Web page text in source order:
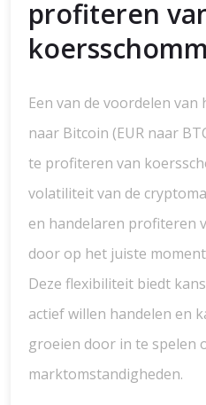
profiteren
Een van de voordelen
naar Bitcoin (EUR naar
te profiteren van
volatiliteit van de
en handelaren profiteren
door op het juiste
Deze flexibiliteit biedt
actief willen handelen en
groeien door in te spelen
marktomstandigheden.